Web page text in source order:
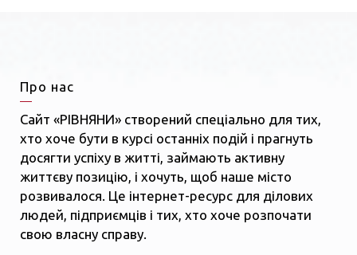
Про нас
Сайт «РІВНЯНИ» створений спеціально для тих,
хто хоче бути в курсі останніх подій і прагнуть
досягти успіху в житті, займають активну
життєву позицію, і хочуть, щоб наше місто
розвивалося. Це інтернет-ресурс для ділових
людей, підприємців і тих, хто хоче розпочати
свою власну справу.